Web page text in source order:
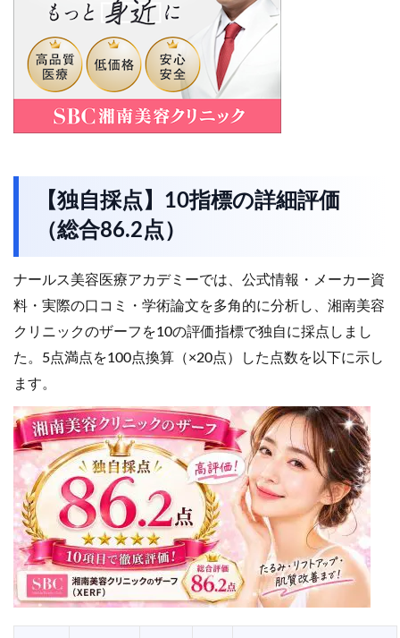
【独自採点】10指標の詳細評価
（総合86.2点）
ナールス美容医療アカデミーでは、公式情報・メーカー資
料・実際の口コミ・学術論文を多角的に分析し、湘南美容
クリニックのザーフを10の評価指標で独自に採点しまし
た。5点満点を100点換算（×20点）した点数を以下に示し
ます。